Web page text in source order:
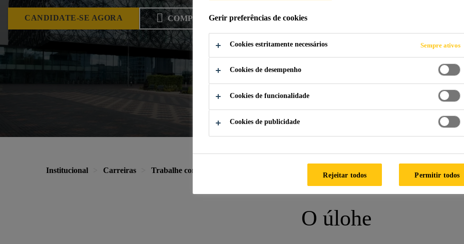
CANDIDATE-SE AGORA COMPARTILHE
Institucional Carreiras Trabalhe conosco
O úlohe
Gerir preferências de cookies
Cookies estritamente necessários Sempre ativos
Cookies de desempenho
Cookies de funcionalidade
Cookies de publicidade
Rejeitar todos Permitir todos